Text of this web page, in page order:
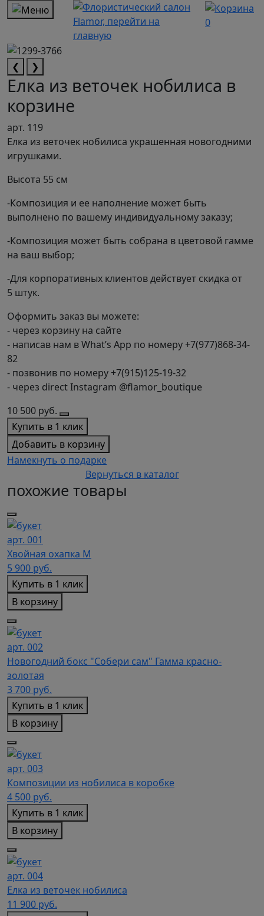
0
❮ ❯
Елка из веточек нобилиса в
корзине
арт. 119
Елка из веточек нобилиса украшенная новогодними
игрушками.
Высота 55 см
-Композиция и ее наполнение может быть
выполнено по вашему индивидуальному заказу;
-Композиция может быть собрана в цветовой гамме
на ваш выбор;
-Для корпоративных клиентов действует скидка от
5 штук.
Оформить заказ вы можете:
- через корзину на сайте
- написав нам в What’s App по номеру +7(977)868-34-
82
- позвонив по номеру +7(915)125-19-32
- через direct Instagram @flamor_boutique
10 500 руб.
Купить в 1 клик
Добавить в корзину
Намекнуть о подарке
Вернуться в каталог
похожие товары
арт. 001
Хвойная охапка M
5 900 руб.
Купить в 1 клик
В корзину
арт. 002
Новогодний бокс "Собери сам" Гамма красно-
золотая
3 700 руб.
Купить в 1 клик
В корзину
арт. 003
Композиции из нобилиса в коробке
4 500 руб.
Купить в 1 клик
В корзину
арт. 004
Елка из веточек нобилиса
11 900 руб.